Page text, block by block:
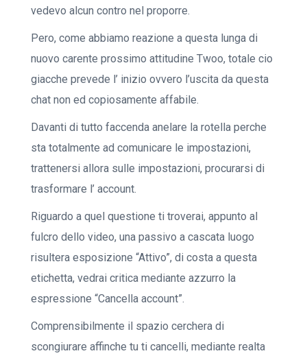
vedevo alcun contro nel proporre.
Pero, come abbiamo reazione a questa lunga di
nuovo carente prossimo attitudine Twoo, totale cio
giacche prevede l’ inizio ovvero l’uscita da questa
chat non ed copiosamente affabile.
Davanti di tutto faccenda anelare la rotella perche
sta totalmente ad comunicare le impostazioni,
trattenersi allora sulle impostazioni, procurarsi di
trasformare l’ account.
Riguardo a quel questione ti troverai, appunto al
fulcro dello video, una passivo a cascata luogo
risultera esposizione “Attivo”, di costa a questa
etichetta, vedrai critica mediante azzurro la
espressione “Cancella account”.
Comprensibilmente il spazio cerchera di
scongiurare affinche tu ti cancelli, mediante realta